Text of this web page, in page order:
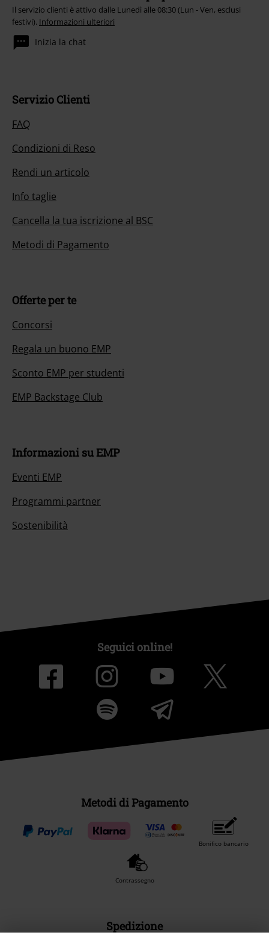
Il servizio clienti è attivo dalle Lunedì alle 08:30 (Lun - Ven, esclusi
festivi). Informazioni ulteriori
Inizia la chat
Servizio Clienti
FAQ
Condizioni di Reso
Rendi un articolo
Info taglie
Cancella la tua iscrizione al BSC
Metodi di Pagamento
Offerte per te
Concorsi
Regala un buono EMP
Sconto EMP per studenti
EMP Backstage Club
Informazioni su EMP
Eventi EMP
Programmi partner
Sostenibilità
Seguici online!
Metodi di Pagamento
Bonifico bancario
Contrassegno
Spedizione